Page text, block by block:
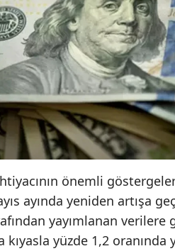
önemli
ayında yeniden artışa
yayımlanan verilere
yüzde 1,2